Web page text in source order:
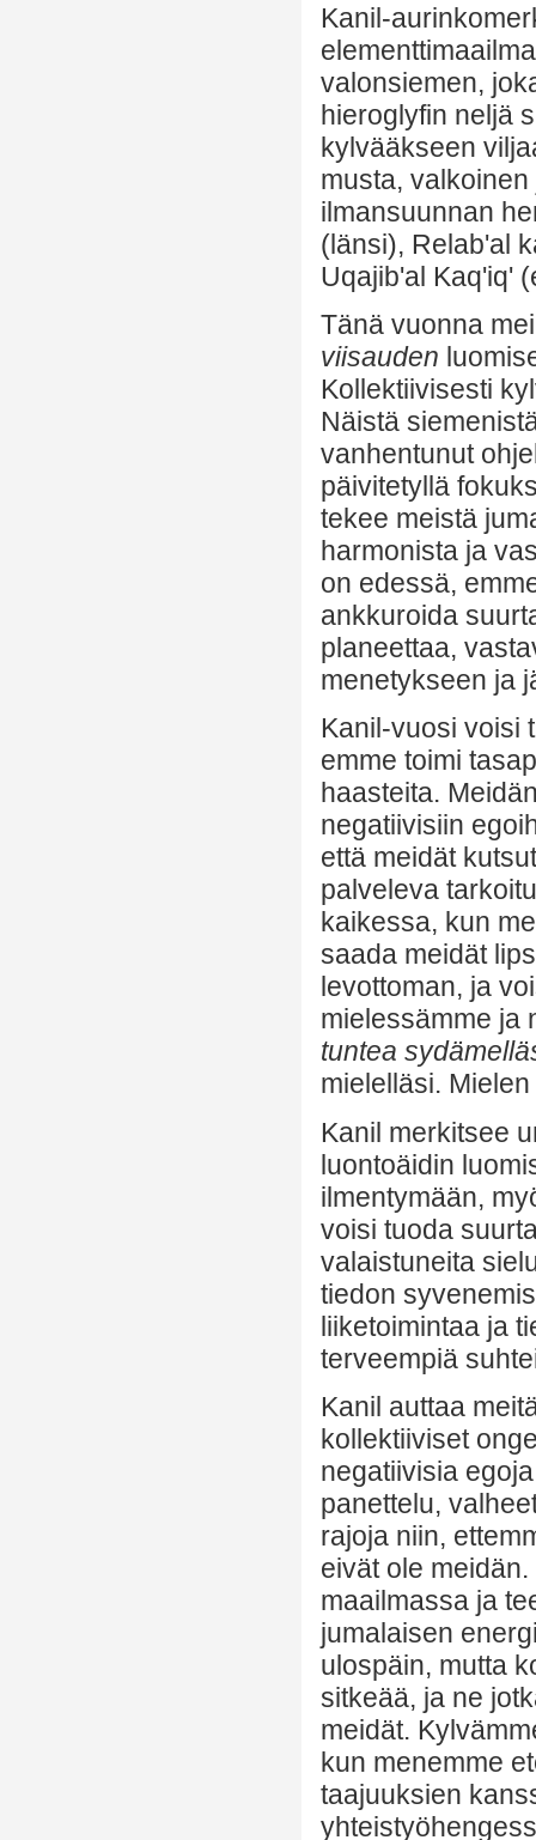
Kanil-
valonsiemen,
hieroglyfin neljä
kylvääkseen
musta,
ilmansuunnan
(länsi), Relab'al
Uqajib'al Kaq'iq'
Tänä vuonna
viisauden
Kollektiivisesti
Näistä
vanhentunut
päivitetyllä
tekee meistä
harmonista ja
on edessä,
ankkuroida
planeettaa,
menetykseen ja
Kanil-vuosi voisi
emme toimi
haasteita.
negatiivisiin
että meidät
palveleva
kaikessa, kun
saada meidät
levottoman, ja
mielessämme ja
tuntea
mielelläsi.
Kanil merkitsee
luontoäidin
ilmentymään,
voisi tuoda
valaistuneita
tiedon
liiketoimintaa ja
terveempiä
Kanil auttaa
kollektiiviset
negatiivisia
panettelu,
rajoja niin,
eivät ole
maailmassa ja
jumalaisen
ulospäin, mutta
sitkeää, ja ne
meidät.
kun menemme
taajuuksien